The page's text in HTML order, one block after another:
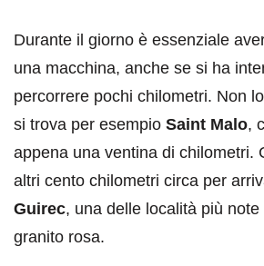
Durante il giorno è essenziale
una macchina, anche se si ha
percorrere pochi chilometri. Non
si trova per esempio Saint Malo,
appena una ventina di chilometri.
altri cento chilometri circa per
Guirec, una delle località più
granito rosa.